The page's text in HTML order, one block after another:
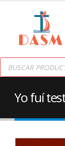
Products
search
Yo fuí